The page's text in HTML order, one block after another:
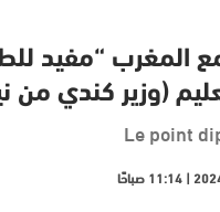
مع المغرب “مفيد
(وزير كندي من
Le point